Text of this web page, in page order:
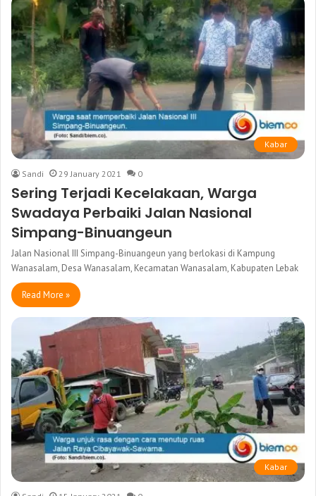
Kabar
Sandi 29 January 2021 0
Sering Terjadi Kecelakaan, Warga
Swadaya Perbaiki Jalan Nasional
Simpang-Binuangeun
Jalan Nasional III Simpang-Binuangeun yang berlokasi di Kampung
Wanasalam, Desa Wanasalam, Kecamatan Wanasalam, Kabupaten Lebak
Read More »
Kabar